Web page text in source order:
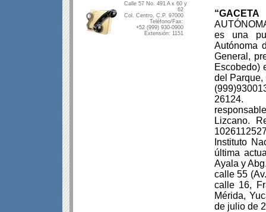
Calle 57 No. 491 A x 60 y
62
Col. Centro, C.P. 97000
Teléfono/Fax:
+52 (999) 930-0900
Extensión: 1151
“GACETA
es una
Autónoma
General,
Escobedo)
del Parque,
Lizcano.
Instituto
última
Ayala y
calle 55
calle 16,
Mérida,
de julio de